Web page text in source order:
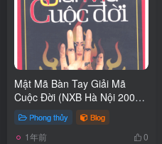
Mật Mã Bàn Tay Giải Mã
Cuộc Đời (NXB Hà Nội 2008)
– Thiệu Vĩ Hoa, 495
Trang.pdf
Phong thủy Blog
1年前 0